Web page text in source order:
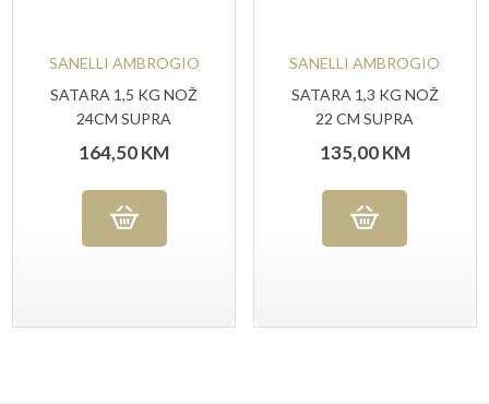
SANELLI AMBROGIO
SATARA 1,5 KG NOŽ
24CM SUPRA
164,50KM
SANELLI AMBROGIO
SATARA 1,3 KG NOŽ
22 CM SUPRA
135,00KM